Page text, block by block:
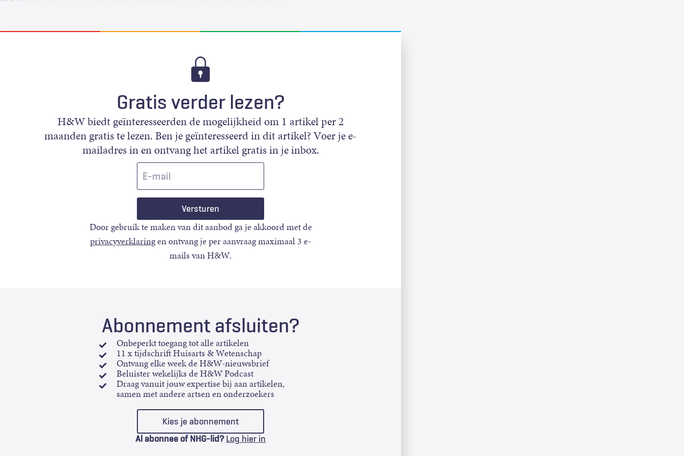
Gratis verder lezen?
H&W biedt geïnteresseerden de mogelijkheid om 1 artikel per 2
maanden gratis te lezen. Ben je geïnteresseerd in dit artikel? Voer je e-
mailadres in en ontvang het artikel gratis in je inbox.
Door gebruik te maken van dit aanbod ga je akkoord met de
privacyverklaringen ontvang je per aanvraag maximaal 3 e-
mails van H&W.
Abonnement afsluiten?
Onbeperkt toegang tot alle artikelen
11 x tijdschrift Huisarts & Wetenschap
Ontvang elke week de H&W-nieuwsbrief
Beluister wekelijks de H&W Podcast
Draag vanuit jouw expertise bij aan artikelen,
samen met andere artsen en onderzoekers
Kies je abonnement
Al abonnee of NHG-lid? Log hier in